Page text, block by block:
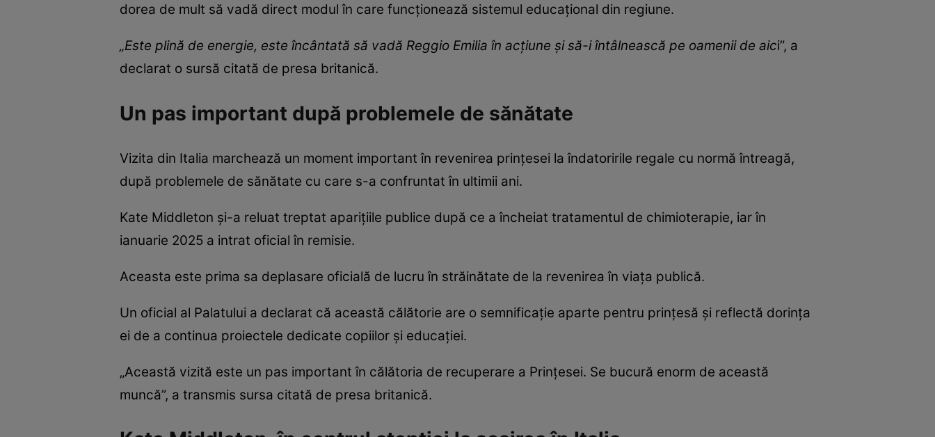
dorea de mult să vadă direct modul în care funcționează sistemul educațional din regiune.
„Este plină de energie, este încântată să vadă Reggio Emilia în acțiune și să-i întâlnească pe oamenii de aici”, a
declarat o sursă citată de presa britanică.
Un pas important după problemele de sănătate
Vizita din Italia marchează un moment important în revenirea prințesei la îndatoririle regale cu normă întreagă,
după problemele de sănătate cu care s-a confruntat în ultimii ani.
Kate Middleton și-a reluat treptat aparițiile publice după ce a încheiat tratamentul de chimioterapie, iar în
ianuarie 2025 a intrat oficial în remisie.
Aceasta este prima sa deplasare oficială de lucru în străinătate de la revenirea în viața publică.
Un oficial al Palatului a declarat că această călătorie are o semnificație aparte pentru prințesă și reflectă dorința
ei de a continua proiectele dedicate copiilor și educației.
„Această vizită este un pas important în călătoria de recuperare a Prințesei. Se bucură enorm de această
muncă”, a transmis sursa citată de presa britanică.